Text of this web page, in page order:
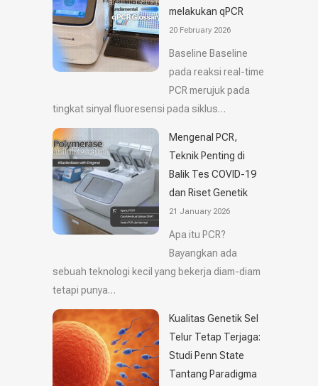
melakukan qPCR
20 February 2026
Baseline Baseline
pada reaksi real-time
PCR merujuk pada
tingkat sinyal fluoresensi pada siklus…
Mengenal PCR,
Teknik Penting di
Balik Tes COVID-19
dan Riset Genetik
21 January 2026
Apa itu PCR?
Bayangkan ada
sebuah teknologi kecil yang bekerja diam-diam
tetapi punya…
Kualitas Genetik Sel
Telur Tetap Terjaga:
Studi Penn State
Tantang Paradigma